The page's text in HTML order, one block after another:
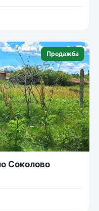
Продажба
Соколово